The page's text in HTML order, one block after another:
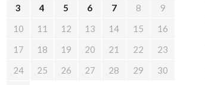
3
4 5 6 7 8
9
10
11 12 13 14 15
16
17
18 19 20 21 22
23
24
25 26 27 28 29
30